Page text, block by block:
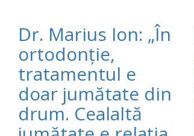
Dr. Marius Ion: „În
ortodonție,
tratamentul e
doar jumătate din
drum. Cealaltă